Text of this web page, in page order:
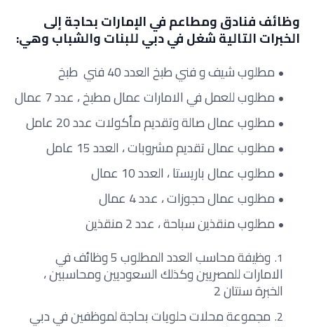
وظائف فنادق ومطاعم في الإمارات بحاجة إلى
الخبرات التالية شغل في دبي للبنات والشباب وهي:
مطلوب شيف و فني طبخ العدد 40 فني طبخ
مطلوب للعمل في الامارات عمال مطبخ ، عدد 7 عمال
مطلوب عمال صالة وتقديم مأكولات عدد 20 عامل
مطلوب عمال تقديم مشروبات ، العدد 15 عامل
مطلوب عمال باريستا ، العدد 10 عمال
مطلوب عمال حجوزات ، عدد 4 عمال
مطلوب منقذين سباحة ، عدد 2 منقذين
وظيفة محاسب العدد المطلوب 5 وظائف في
الامارات للمصريين وكذلك السعوديين ومحاسبين ،
الخبرة سنتان 2
مجموعة محلات حلويات بحاجة لموظفين في دبي